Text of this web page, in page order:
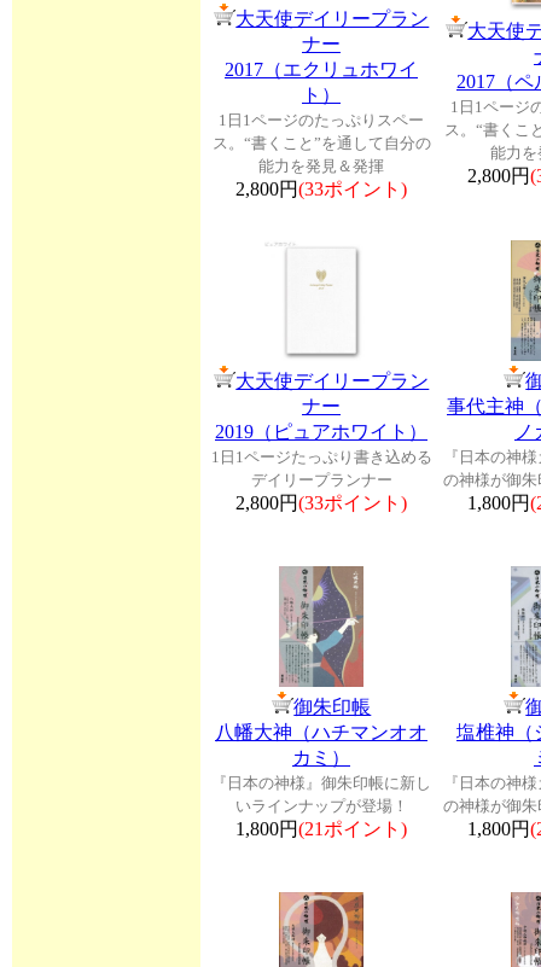
大天使デイリープラン
ナー
2017（エクリュホワイ
ト）
1日1ページのたっぷりスペー
ス。“書くこと”を通して自分の
能力を発見＆発揮
2,800円(33ポイント)
大天使
2017（
1日1ページ
ス。“書くこ
能力を
2,800円
大天使デイリープラン
ナー
2019（ピュアホワイト）
1日1ページたっぷり書き込める
デイリープランナー
2,800円(33ポイント)
事代主神
ノ
『日本の神
の神様が御
1,800円
御朱印帳
八幡大神（ハチマンオオ
カミ）
『日本の神様』御朱印帳に新し
いラインナップが登場！
1,800円(21ポイント)
塩椎神（
『日本の神
の神様が御
1,800円